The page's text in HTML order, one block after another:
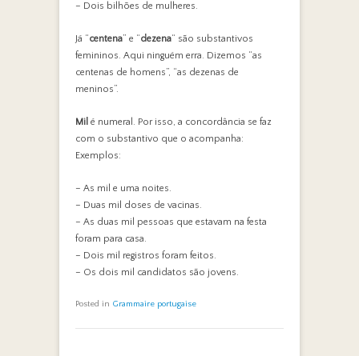
– Dois bilhões de mulheres.
Já “centena” e “dezena“ são substantivos
femininos. Aqui ninguém erra. Dizemos “as
centenas de homens”, “as dezenas de
meninos”.
Mil é numeral. Por isso, a concordância se faz
com o substantivo que o acompanha:
Exemplos:
– As mil e uma noites.
– Duas mil doses de vacinas.
– As duas mil pessoas que estavam na festa
foram para casa.
– Dois mil registros foram feitos.
– Os dois mil candidatos são jovens.
Posted in Grammaire portugaise